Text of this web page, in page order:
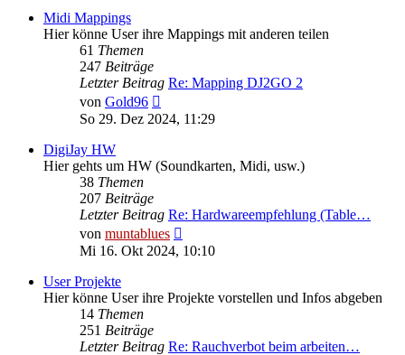
Midi Mappings
Hier könne User ihre Mappings mit anderen teilen
61 Themen
247 Beiträge
Letzter Beitrag Re: Mapping DJ2GO 2
von Gold96
Beitrag
So 29. Dez 2024, 11:29
DigiJay HW
Hier gehts um HW (Soundkarten, Midi, usw.)
38 Themen
207 Beiträge
Letzter Beitrag Re: Hardwareempfehlung (Table…
von muntablues
Beitrag
Mi 16. Okt 2024, 10:10
User Projekte
Hier könne User ihre Projekte vorstellen und Infos abgeben
14 Themen
251 Beiträge
Letzter Beitrag Re: Rauchverbot beim arbeiten…